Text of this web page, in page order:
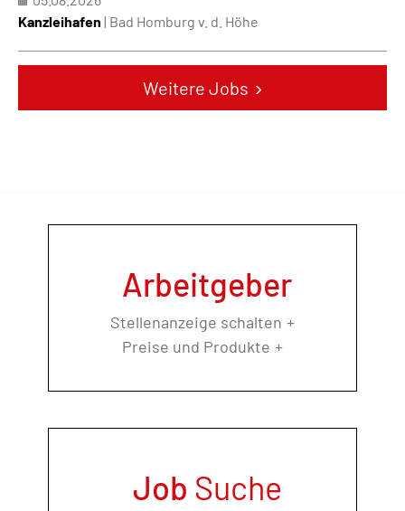
Kanzleihafen | Bad Homburg v. d. Höhe
Weitere Jobs
Arbeitgeber
Stellenanzeige schalten
Preise und Produkte
Job Suche